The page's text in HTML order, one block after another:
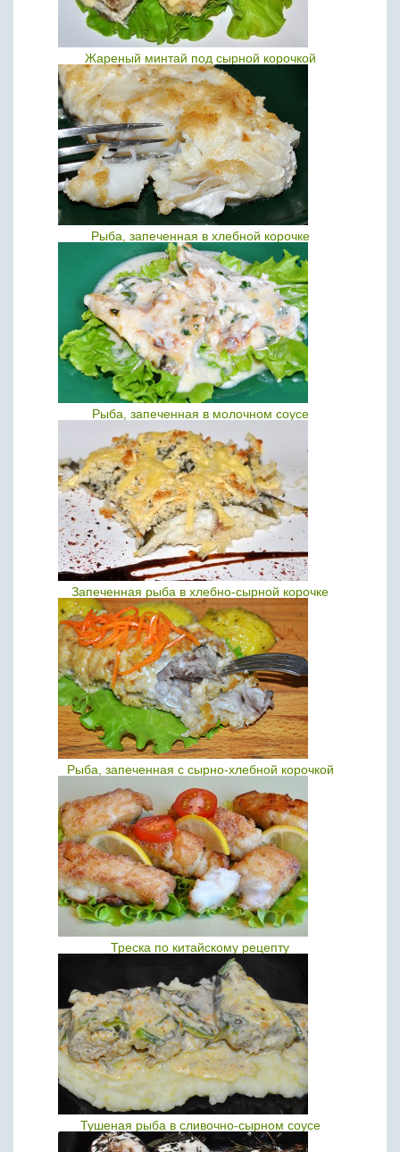
Жареный минтай под сырной корочкой
Рыба, запеченная в хлебной корочке
Рыба, запеченная в молочном соусе
Запеченная рыба в хлебно-сырной корочке
Рыба, запеченная с сырно-хлебной корочкой
Треска по китайскому рецепту
Тушеная рыба в сливочно-сырном соусе